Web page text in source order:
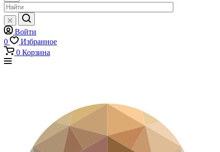
Войти
0
Избранное
0 Корзина